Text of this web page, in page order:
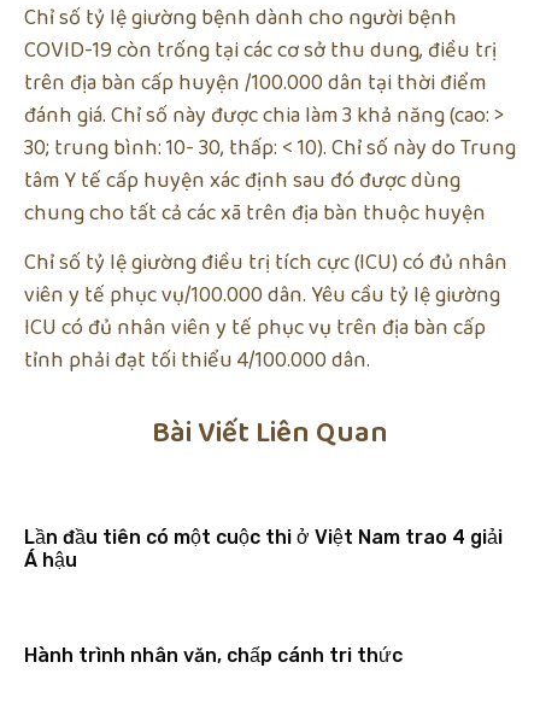
Chỉ số tỷ lệ giường bệnh dành cho người bệnh
COVID-19 còn trống tại các cơ sở thu dung, điều trị
trên địa bàn cấp huyện /100.000 dân tại thời điểm
đánh giá. Chỉ số này được chia làm 3 khả năng (cao: >
30; trung bình: 10- 30, thấp: < 10). Chỉ số này do Trung
tâm Y tế cấp huyện xác định sau đó được dùng
chung cho tất cả các xã trên địa bàn thuộc huyện
Chỉ số tỷ lệ giường điều trị tích cực (ICU) có đủ nhân
viên y tế phục vụ/100.000 dân. Yêu cầu tỷ lệ giường
ICU có đủ nhân viên y tế phục vụ trên địa bàn cấp
tỉnh phải đạt tối thiểu 4/100.000 dân.
Bài Viết Liên Quan
Lần đầu tiên có một cuộc thi ở Việt Nam trao 4 giải
Á hậu
Hành trình nhân văn, chấp cánh tri thức